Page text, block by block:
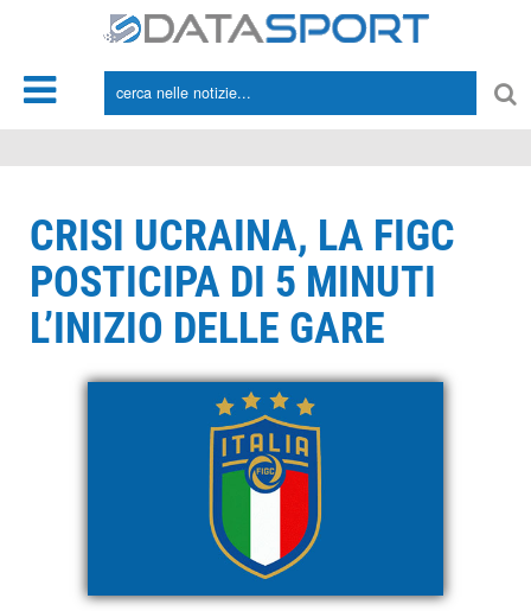
CRISI UCRAINA, LA FIGC
POSTICIPA DI 5 MINUTI
L’INIZIO DELLE GARE